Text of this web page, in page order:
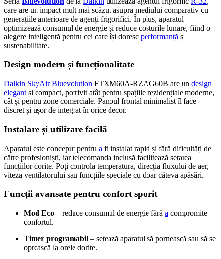
care are un impact mult mai scăzut asupra mediului comparativ cu
generațiile anterioare de agenți frigorifici. În plus, aparatul
optimizează consumul de energie și reduce costurile lunare, fiind o
alegere inteligentă pentru cei care își doresc performanță și
sustenabilitate.
Design modern și funcționalitate
Daikin SkyAir Bluevolution FTXM60A-RZAG60B are un design
elegant și compact, potrivit atât pentru spațiile rezidențiale moderne,
cât și pentru zone comerciale. Panoul frontal minimalist îl face
discret și ușor de integrat în orice decor.
Instalare și utilizare facilă
Aparatul este conceput pentru a fi instalat rapid și fără dificultăți de
către profesioniști, iar telecomanda inclusă facilitează setarea
funcțiilor dorite. Poți controla temperatura, direcția fluxului de aer,
viteza ventilatorului sau funcțiile speciale cu doar câteva apăsări.
Funcții avansate pentru confort sporit
Mod Eco – reduce consumul de energie fără a compromite
confortul.
Timer programabil – setează aparatul să pornească sau să se
oprească la orele dorite.